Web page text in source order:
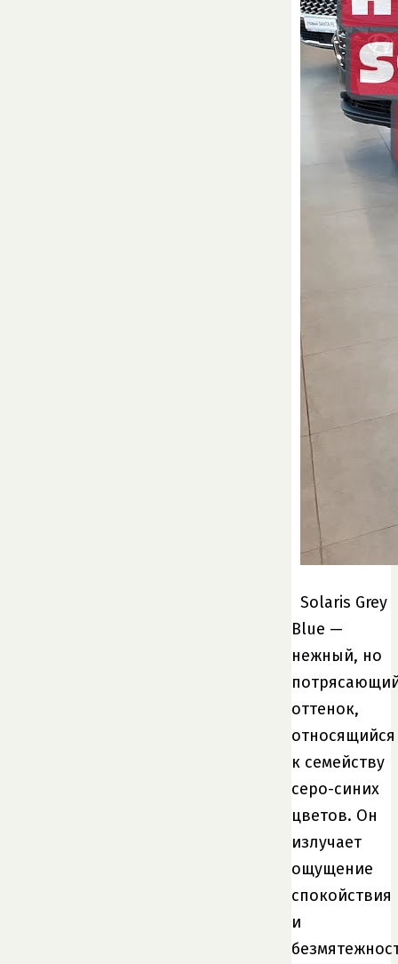
Solaris Grey
Blue —
нежный, но
оттенок,
относящийся
к семейству
серо-синих
цветов. Он
излучает
ощущение
спокойствия
и